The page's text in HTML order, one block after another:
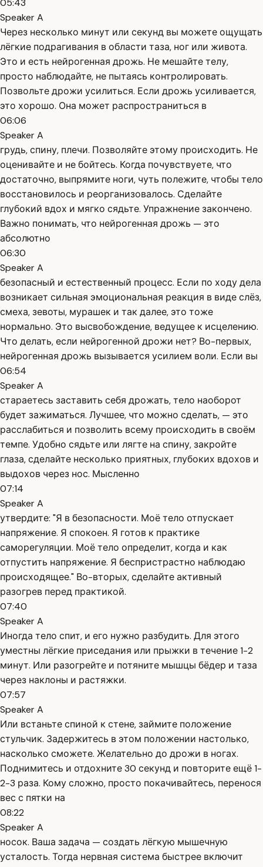
05:43
Speaker A
Через несколько минут или секунд вы можете ощущать
лёгкие подрагивания в области таза, ног или живота.
Это и есть нейрогенная дрожь. Не мешайте телу,
просто наблюдайте, не пытаясь контролировать.
Позвольте дрожи усилиться. Если дрожь усиливается,
это хорошо. Она может распространиться в
06:06
Speaker A
грудь, спину, плечи. Позволяйте этому происходить. Не
оценивайте и не бойтесь. Когда почувствуете, что
достаточно, выпрямите ноги, чуть полежите, чтобы тело
восстановилось и реорганизовалось. Сделайте
глубокий вдох и мягко сядьте. Упражнение закончено.
Важно понимать, что нейрогенная дрожь — это
абсолютно
06:30
Speaker A
безопасный и естественный процесс. Если по ходу дела
возникает сильная эмоциональная реакция в виде слёз,
смеха, зевоты, мурашек и так далее, это тоже
нормально. Это высвобождение, ведущее к исцелению.
Что делать, если нейрогенной дрожи нет? Во-первых,
нейрогенная дрожь вызывается усилием воли. Если вы
06:54
Speaker A
стараетесь заставить себя дрожать, тело наоборот
будет зажиматься. Лучшее, что можно сделать, — это
расслабиться и позволить всему происходить в своём
темпе. Удобно сядьте или лягте на спину, закройте
глаза, сделайте несколько приятных, глубоких вдохов и
выдохов через нос. Мысленно
07:14
Speaker A
утвердите: "Я в безопасности. Моё тело отпускает
напряжение. Я спокоен. Я готов к практике
саморегуляции. Моё тело определит, когда и как
отпустить напряжение. Я беспристрастно наблюдаю
происходящее." Во-вторых, сделайте активный
разогрев перед практикой.
07:40
Speaker A
Иногда тело спит, и его нужно разбудить. Для этого
уместны лёгкие приседания или прыжки в течение 1-2
минут. Или разогрейте и потяните мышцы бёдер и таза
через наклоны и растяжки.
07:57
Speaker A
Или встаньте спиной к стене, займите положение
стульчик. Задержитесь в этом положении настолько,
насколько сможете. Желательно до дрожи в ногах.
Поднимитесь и отдохните 30 секунд и повторите ещё 1-
2-3 раза. Кому сложно, просто покачивайтесь, перенося
вес с пятки на
08:22
Speaker A
носок. Ваша задача — создать лёгкую мышечную
усталость. Тогда нервная система быстрее включит